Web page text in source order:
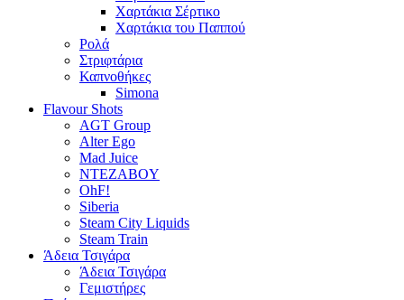
Χαρτάκια Σέρτικο
Χαρτάκια του Παππού
Ρολά
Στριφτάρια
Καπνοθήκες
Simona
Flavour Shots
AGT Group
Alter Ego
Mad Juice
NTEZABOY
OhF!
Siberia
Steam City Liquids
Steam Train
Άδεια Τσιγάρα
Άδεια Τσιγάρα
Γεμιστήρες